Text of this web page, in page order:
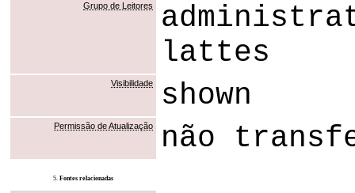
Grupo de Leitores
lattes
Visibilidade shown
Permissão de Atualização não
5. Fontes relacionadas